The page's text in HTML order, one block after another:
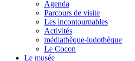
Agenda
Parcours de visite
Les incontournables
Activités
médiathèque-ludothèque
Le Cocon
Le musée